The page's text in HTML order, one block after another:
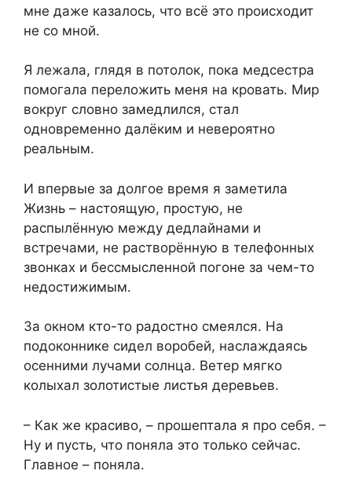
мне даже казалось, что всё это происходит
не со мной.
Я лежала, глядя в потолок, пока медсестра
помогала переложить меня на кровать. Мир
вокруг словно замедлился, стал
одновременно далёким и невероятно
реальным.
И впервые за долгое время я заметила
Жизнь – настоящую, простую, не
распылённую между дедлайнами и
встречами, не растворённую в телефонных
звонках и бессмысленной погоне за чем-то
недостижимым.
За окном кто-то радостно смеялся. На
подоконнике сидел воробей, наслаждаясь
осенними лучами солнца. Ветер мягко
колыхал золотистые листья деревьев.
– Как же красиво, – прошептала я про себя. –
Ну и пусть, что поняла это только сейчас.
Главное – поняла.